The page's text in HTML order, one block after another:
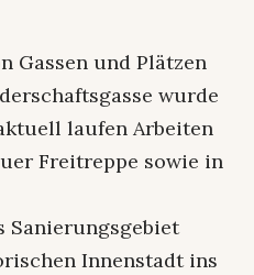
Gassen und Plätzen
wurde
laufen Arbeiten
Freitreppe sowie in
Sanierungsgebiet
Innenstadt ins